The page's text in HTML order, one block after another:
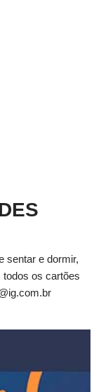
sentar e dormir,
todos os cartões